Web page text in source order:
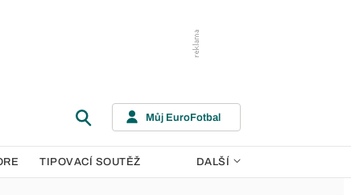
Můj EuroFotbal
TIPOVACÍ SOUTĚŽ DALŠÍ